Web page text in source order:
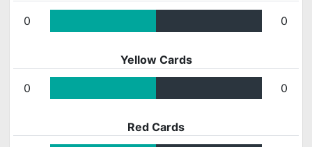
0 0
Yellow Cards
0 0
Red Cards